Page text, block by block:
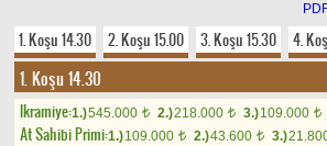
1. Koşu 14.30 2. Koşu 15.00 3. Koşu 15.30 4.
1. Koşu 14.30
Ikramiye:1.)545.000 t 2.)218.000 t 3.)109.000 t
At Sahibi Primi:1.)109.000 t 2.)43.600 t 3.)